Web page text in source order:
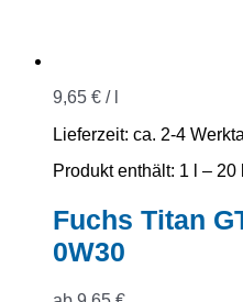
9,65 € /
Lieferzeit: ca. 2-4
Produkt enthält: 1
– 20
Fuchs Titan
0W30